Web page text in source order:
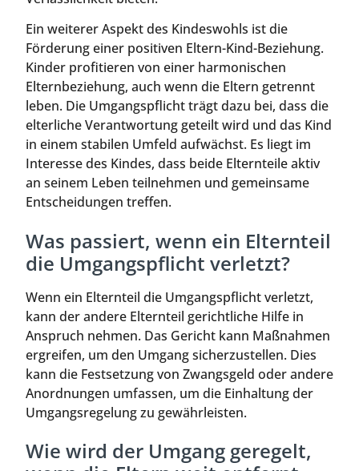
Ein weiterer Aspekt des Kindeswohls ist die
Förderung einer positiven Eltern-Kind-Beziehung.
Kinder profitieren von einer harmonischen
Elternbeziehung, auch wenn die Eltern getrennt
leben. Die Umgangspflicht trägt dazu bei, dass die
elterliche Verantwortung geteilt wird und das Kind
in einem stabilen Umfeld aufwächst. Es liegt im
Interesse des Kindes, dass beide Elternteile aktiv
an seinem Leben teilnehmen und gemeinsame
Entscheidungen treffen.
Was passiert, wenn ein Elternteil
die Umgangspflicht verletzt?
Wenn ein Elternteil die Umgangspflicht verletzt,
kann der andere Elternteil gerichtliche Hilfe in
Anspruch nehmen. Das Gericht kann Maßnahmen
ergreifen, um den Umgang sicherzustellen. Dies
kann die Festsetzung von Zwangsgeld oder andere
Anordnungen umfassen, um die Einhaltung der
Umgangsregelung zu gewährleisten.
Wie wird der Umgang geregelt,